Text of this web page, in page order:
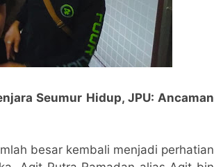
Seumur Hidup, JPU: Ancaman
besar kembali menjadi perhatian